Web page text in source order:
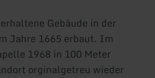
Gebäude in der
Jahre 1665 erbaut. Im
1968 in 100 Meter
orginalgetreu wieder